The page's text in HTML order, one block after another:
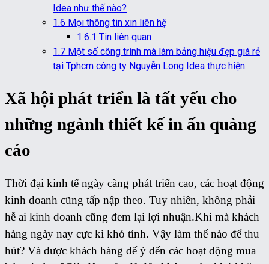
Idea như thế nào?
1.6 Mọi thông tin xin liên hệ
1.6.1 Tin liên quan
1.7 Một số công trình mà làm bảng hiệu đẹp giá rẻ
tại Tphcm công ty Nguyễn Long Idea thực hiện:
Xã hội phát triển là tất yếu cho
những ngành thiết kế in ấn quàng
cáo
Thời đại kinh tế ngày càng phát triển cao, các hoạt động
kinh doanh cũng tấp nập theo. Tuy nhiên, không phải
hễ ai kinh doanh cũng đem lại lợi nhuận.Khi mà khách
hàng ngày nay cực kì khó tính. Vậy làm thế nào để thu
hút? Và được khách hàng để ý đến các hoạt động mua